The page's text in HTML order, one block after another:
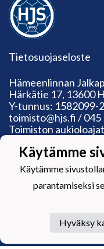
Tietosuojaseloste
Hämeenlinnan
Härkätie 17, 13600
Y-tunnus: 1582099-2
toimisto@hjs.fi / 045
Toimiston
Ti: 13‒19, ke-pe:
Powered by
Käytämme
Käytämme
parantamiseksi
Hyväksy